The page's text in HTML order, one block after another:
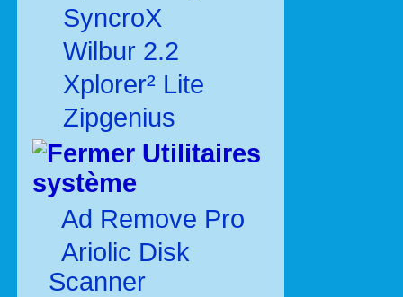
SyncroX
Wilbur 2.2
Xplorer² Lite
Zipgenius
Utilitaires
système
Ad Remove Pro
Ariolic Disk
Scanner